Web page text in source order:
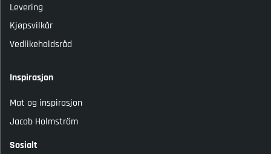
Levering
Kjøpsvilkår
Vedlikeholdsråd
Inspirasjon
Mat og inspirasjon
Jacob Holmström
Sosialt